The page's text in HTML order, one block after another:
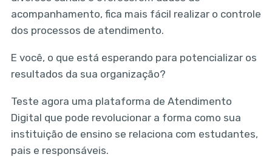
acompanhamento, fica mais fácil realizar o controle
dos processos de atendimento.
E você, o que está esperando para potencializar os
resultados da sua organização?
Teste agora uma plataforma de Atendimento
Digital que pode revolucionar a forma como sua
instituição de ensino se relaciona com estudantes,
pais e responsáveis.